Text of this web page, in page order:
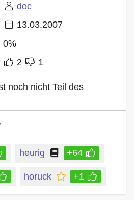
doc
13.03.2007
0%
2 1
noch nicht Teil des
heurig +64
horuck +1